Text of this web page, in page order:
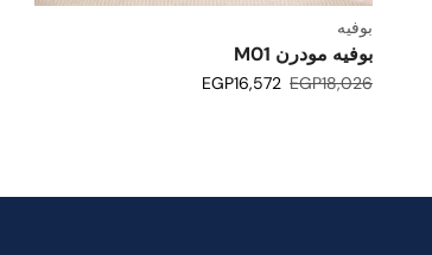
بوفيه
بوفيه مودرن M01
EGP18,026
EGP16,572